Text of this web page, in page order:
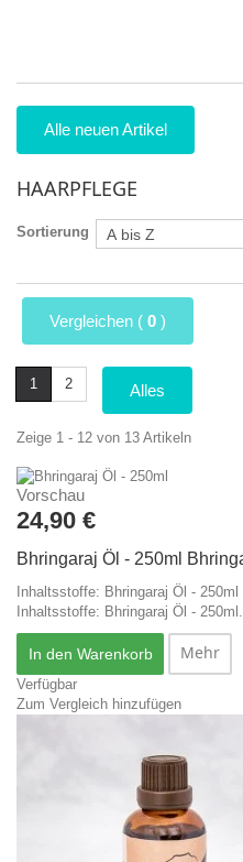
Alle neuen Artikel
HAARPFLEGE
Sortierung
Vergleichen ( 0 )
Alles
1 2
Zeige 1 - 12 von 13 Artikeln
Vorschau
24,90 €
Bhringaraj Öl - 250ml
Inhaltsstoffe: Bhringaraj Öl -
Inhaltsstoffe: Bhringaraj Öl -
In den Warenkorb Mehr
Verfügbar
Zum Vergleich hinzufügen